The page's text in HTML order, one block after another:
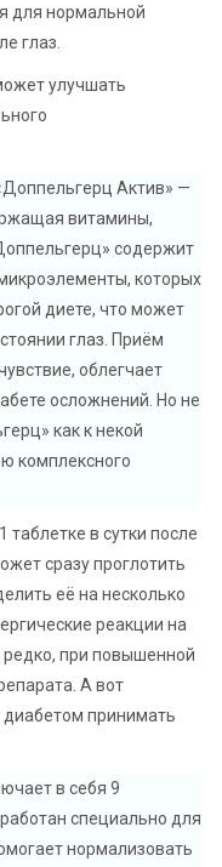
для нормальной
глаз.
улучшать
Актив» —
витамины,
содержит
которых
диете, что может
глаз. Приём
облегчает
осложнений. Но не
как к некой
комплексного
в сутки после
сразу проглотить
её на несколько
реакции на
при повышенной
А вот
принимать
в себя 9
специально для
нормализовать